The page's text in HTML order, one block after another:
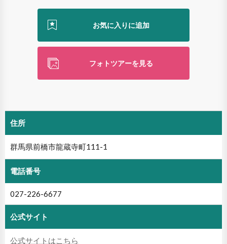
フォトツアーを見る
住所
群馬県前橋市龍蔵寺町111-1
電話番号
027-226-6677
公式サイト
公式サイトはこちら